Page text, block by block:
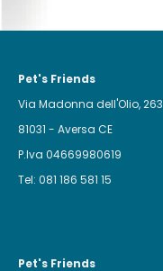
Pet's Friends
Via Madonna dell'Olio, 263
81031 - Aversa CE
P.Iva 04669980619
Tel: 081 186 581 15
Pet's Friends